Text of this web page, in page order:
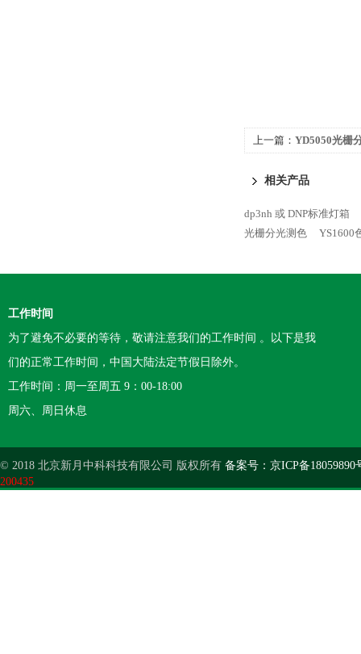
上一篇： YD5050光栅
相关产品
dp3nh 或 DNP标准灯箱
光栅分光测色
YS1600
工作时间
为了避免不必要的等待，敬请注意我们的工作时间 。以下是我
们的正常工作时间，中国大陆法定节假日除外。
工作时间：周一至周五 9：00-18:00
周六、周日休息
© 2018 北京新月中科科技有限公司 版权所有 备案号：京ICP备18059890
200435